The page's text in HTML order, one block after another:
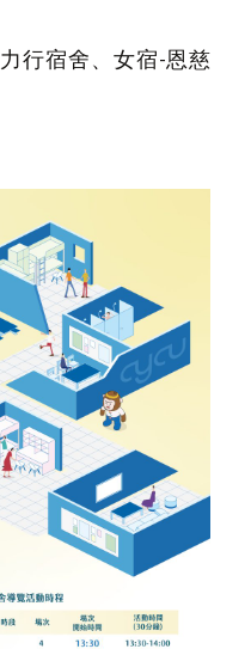
力行宿舍、女宿-恩慈